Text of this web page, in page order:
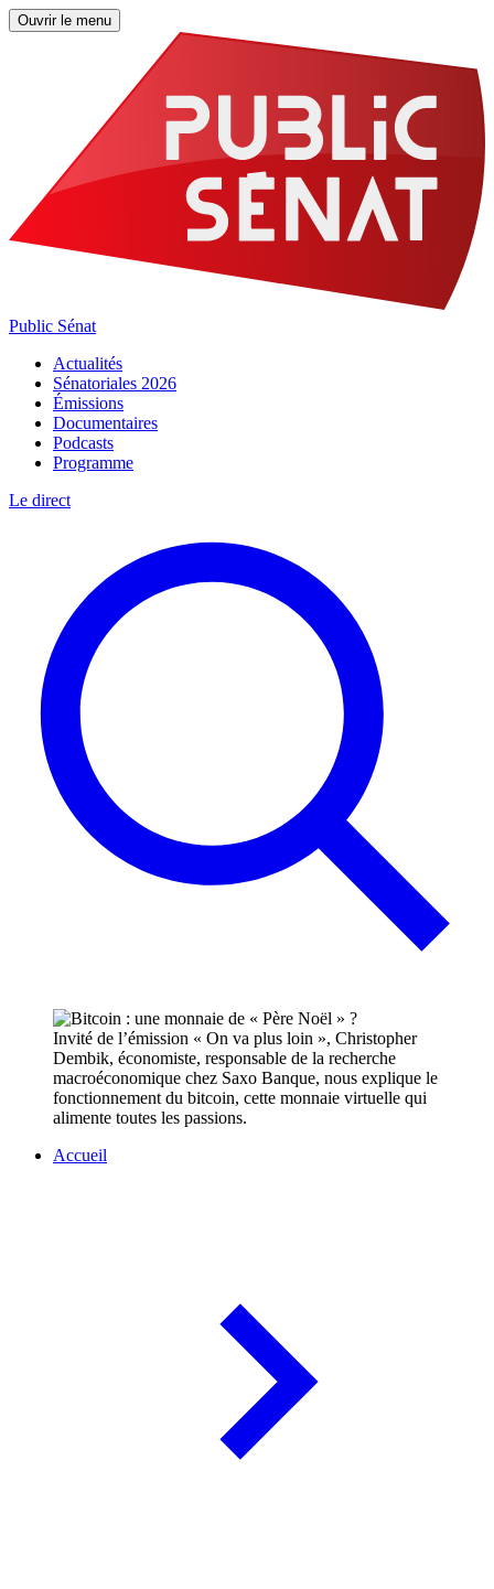
Ouvrir le menu
Public Sénat
Actualités
Sénatoriales 2026
Émissions
Documentaires
Podcasts
Programme
Le direct
Invité de l’émission « On va plus loin », Christopher
Dembik, économiste, responsable de la recherche
macroéconomique chez Saxo Banque, nous explique le
fonctionnement du bitcoin, cette monnaie virtuelle qui
alimente toutes les passions.
Accueil